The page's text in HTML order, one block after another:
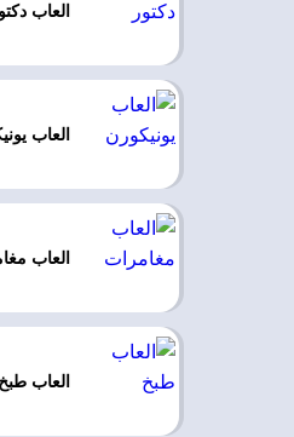
العاب
العاب
العاب
العاب طبخ